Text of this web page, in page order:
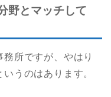
野とマッチして
所ですが、やはり
うのはあります。